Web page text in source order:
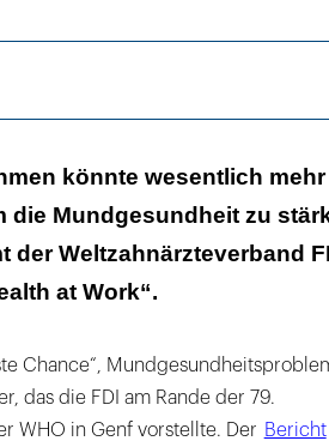
könnte wesentlich mehr
die Mundgesundheit zu
der Weltzahnärzteverband
at Work“.
Chance“,
das die FDI am Rande der 79.
WHO in Genf vorstellte. Der Bericht